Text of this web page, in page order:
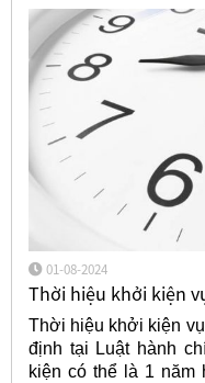
01-08-2024
Thời hiệu khởi kiện
Thời hiệu khởi kiện
định tại Luật hành
kiện có thể là 1 năm